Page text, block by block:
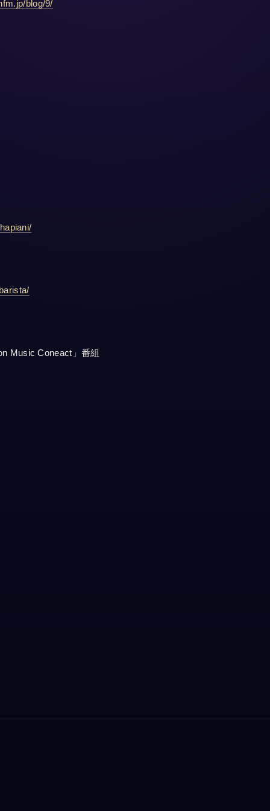
blog/9/
Music Coneact」番組